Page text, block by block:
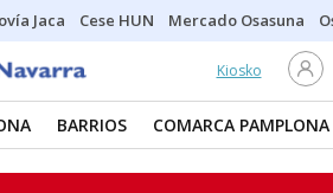
Jaca Cese HUN Mercado Osasuna
Kiosko
BARRIOS COMARCA PAMPLONA